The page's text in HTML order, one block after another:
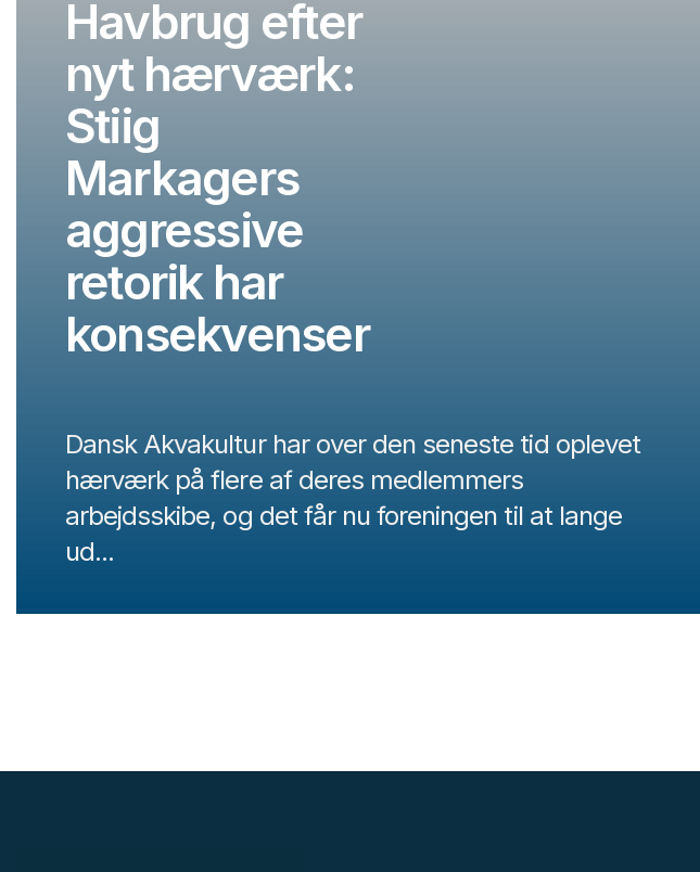
Havbrug efter
nyt hærværk:
Stiig
Markagers
aggressive
retorik har
konsekvenser
Dansk Akvakultur har over den seneste tid oplevet
hærværk på flere af deres medlemmers
arbejdsskibe, og det får nu foreningen til at lange
ud...